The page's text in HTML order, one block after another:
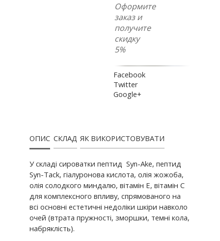
Оформите
заказ и
получите
скидку
5%
Facebook
Twitter
Google+
ОПИС СКЛАД ЯК ВИКОРИСТОВУВАТИ
У складі сироватки пептид Syn-Ake, пептид
Syn-Tack, гіалуронова кислота, олія жожоба,
олія солодкого миндалю, вітамін Е, вітамін С
для комплексного впливу, спрямованого на
всі основні естетичні недоліки шкіри навколо
очей (втрата пружності, зморшки, темні кола,
набряклість).